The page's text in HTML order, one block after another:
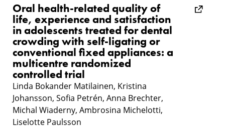
Oral health-related quality of
life, experience and satisfaction
in adolescents treated for dental
crowding with self-ligating or
conventional fixed appliances: a
multicentre randomized
controlled trial
Linda Bokander Matilainen, Kristina
Johansson, Sofia Petrén, Anna Brechter,
Michal Wiaderny, Ambrosina Michelotti,
Liselotte Paulsson